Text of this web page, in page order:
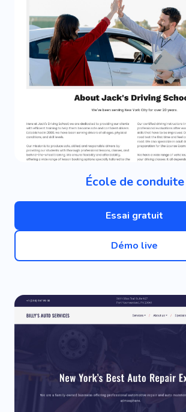
École de conduite
Essai gratuit
Démo live